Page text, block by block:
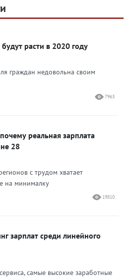
Дзен
расти в 2020 году
граждан недовольна своим
7963
реальная зарплата
28
с трудом хватает
на минималку
19810
зарплат среди линейного
самые высокие заработные